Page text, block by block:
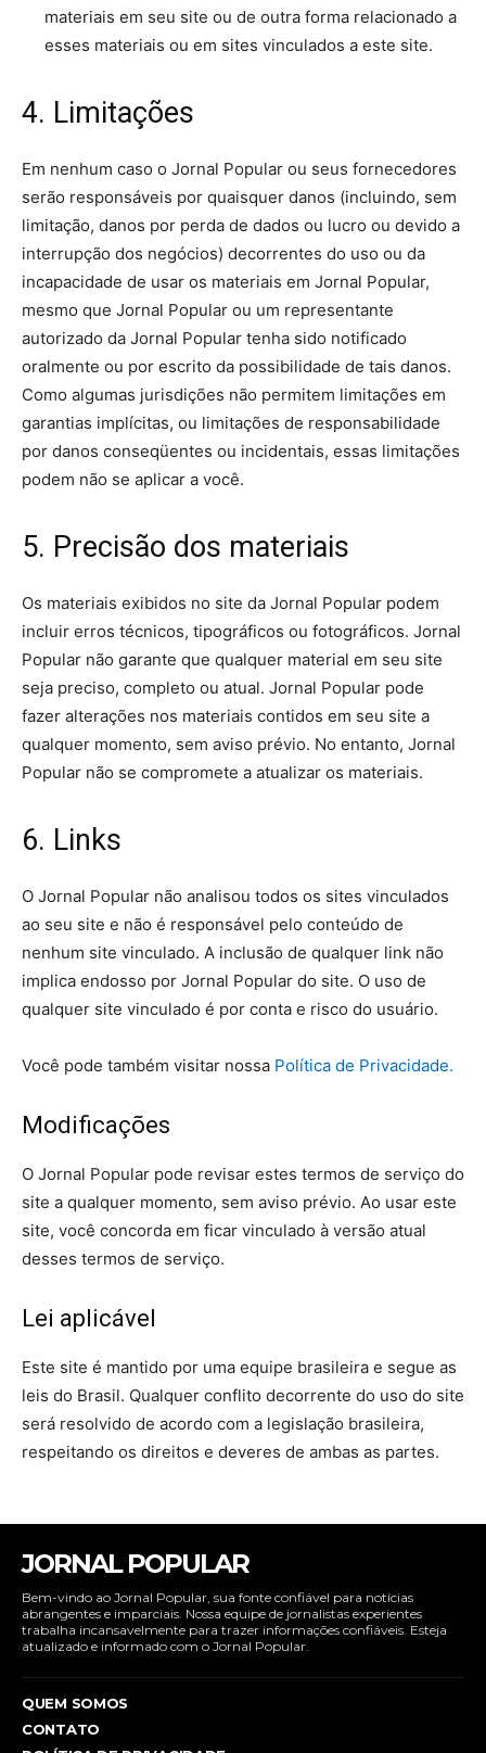
materiais em seu site ou de outra forma relacionado a
esses materiais ou em sites vinculados a este site.
4. Limitações
Em nenhum caso o Jornal Popular ou seus fornecedores
serão responsáveis ​​por quaisquer danos (incluindo, sem
limitação, danos por perda de dados ou lucro ou devido a
interrupção dos negócios) decorrentes do uso ou da
incapacidade de usar os materiais em Jornal Popular,
mesmo que Jornal Popular ou um representante
autorizado da Jornal Popular tenha sido notificado
oralmente ou por escrito da possibilidade de tais danos.
Como algumas jurisdições não permitem limitações em
garantias implícitas, ou limitações de responsabilidade
por danos conseqüentes ou incidentais, essas limitações
podem não se aplicar a você.
5. Precisão dos materiais
Os materiais exibidos no site da Jornal Popular podem
incluir erros técnicos, tipográficos ou fotográficos. Jornal
Popular não garante que qualquer material em seu site
seja preciso, completo ou atual. Jornal Popular pode
fazer alterações nos materiais contidos em seu site a
qualquer momento, sem aviso prévio. No entanto, Jornal
Popular não se compromete a atualizar os materiais.
6. Links
O Jornal Popular não analisou todos os sites vinculados
ao seu site e não é responsável pelo conteúdo de
nenhum site vinculado. A inclusão de qualquer link não
implica endosso por Jornal Popular do site. O uso de
qualquer site vinculado é por conta e risco do usuário.
Você pode também visitar nossa Política de Privacidade.
Modificações
O Jornal Popular pode revisar estes termos de serviço do
site a qualquer momento, sem aviso prévio. Ao usar este
site, você concorda em ficar vinculado à versão atual
desses termos de serviço.
Lei aplicável
Este site é mantido por uma equipe brasileira e segue as
leis do Brasil. Qualquer conflito decorrente do uso do site
será resolvido de acordo com a legislação brasileira,
respeitando os direitos e deveres de ambas as partes.
JORNAL POPULAR
Bem-vindo ao Jornal Popular, sua fonte confiável para notícias
abrangentes e imparciais. Nossa equipe de jornalistas experientes
trabalha incansavelmente para trazer informações confiáveis. Esteja
atualizado e informado com o Jornal Popular.
QUEM SOMOS
CONTATO